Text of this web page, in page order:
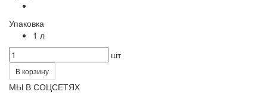
Упаковка
1 л
шт
В корзину
МЫ В СОЦСЕТЯХ